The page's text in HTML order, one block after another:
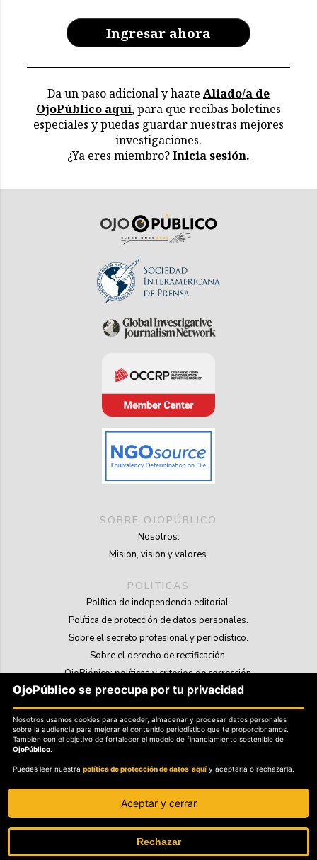
Ingresar ahora
Da un paso adicional y hazte Aliado/a de
OjoPúblico aquí, para que recibas boletines
especiales y puedas guardar nuestras mejores
investigaciones.
¿Ya eres miembro?Inicia sesión.
SOBRE OJOPÚBLICO
Nosotros.
Misión, visión y valores.
POLITICAS
Política de independencia editorial.
Política de protección de datos personales.
Sobre el secreto profesional y periodístico.
Sobre el derecho de rectificación.
OjoBiónico: políticas y criterios de corrección.
Sobre libertad de información frente a pedidos de retiro de contenidos.
SOSTENIBILIDAD
La Tienda de OjoPúblico.
OjoLab.
OjoPúblico se preocupa por tu privacidad
Nosotros usamos cookies para acceder, almacenar y procesar datos personales
sobre la audiencia para mejorar el contenido periodístico que te proporcionamos.
También con el objetivo de fortalecer el modelo de financiamiento sostenible de
OjoPúblico.
Puedes leer nuestrapolítica de protección de datos aquí y aceptarla o rechazarla.
Aceptar y cerrar
Rechazar